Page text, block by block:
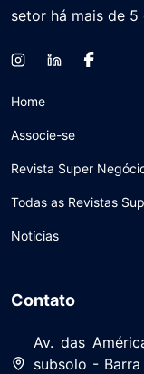
setor há mais de 5
Home
Associe-se
Revista Super
Todas as Revistas
Notícias
Contato
Av. das
subsolo -